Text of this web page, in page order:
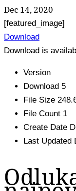
Dec 14, 2020
[featured_image]
Download
Download is
Version
Download 5
File Size
File Count 1
Create Date
Last Updated